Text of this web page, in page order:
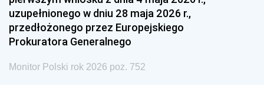
uzupełnionego w dniu 28 maja 2026 r.,
przedłożonego przez Europejskiego
Prokuratora Generalnego
Monitor Polski rok 2026 poz. 752